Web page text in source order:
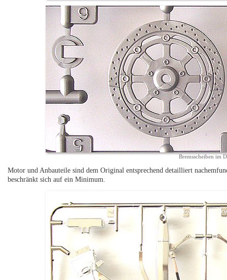
Bremsscheiben im
Motor und Anbauteile sind dem Original entsprechend detailliert
beschränkt sich auf ein Minimum.